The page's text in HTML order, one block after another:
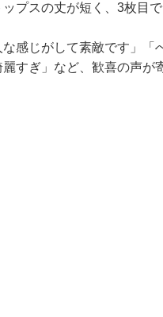
プスの丈が短く、3枚目
感じがして素敵です」
すぎ」など、歓喜の声が